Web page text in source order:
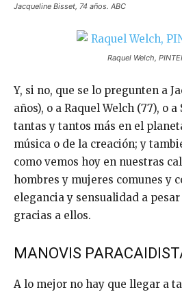
Jacqueline Bisset, 74 años. ABC
Raquel Welch,
Y, si no, que se lo pregunten a
años), o a Raquel Welch (77), o
tantas y tantos más en el
música o de la creación; y
como vemos hoy en nuestras
hombres y mujeres comunes y
elegancia y sensualidad a
gracias a ellos.
MANOVIS
A lo mejor no hay que llegar a